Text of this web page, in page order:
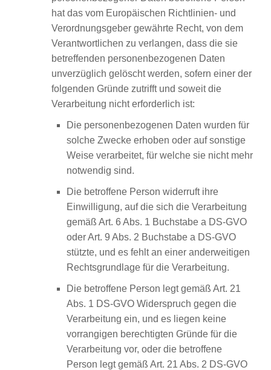
hat das vom Europäischen Richtlinien- und
Verordnungsgeber gewährte Recht, von dem
Verantwortlichen zu verlangen, dass die sie
betreffenden personenbezogenen Daten
unverzüglich gelöscht werden, sofern einer der
folgenden Gründe zutrifft und soweit die
Verarbeitung nicht erforderlich ist:
Die personenbezogenen Daten wurden für
solche Zwecke erhoben oder auf sonstige
Weise verarbeitet, für welche sie nicht mehr
notwendig sind.
Die betroffene Person widerruft ihre
Einwilligung, auf die sich die Verarbeitung
gemäß Art. 6 Abs. 1 Buchstabe a DS-GVO
oder Art. 9 Abs. 2 Buchstabe a DS-GVO
stützte, und es fehlt an einer anderweitigen
Rechtsgrundlage für die Verarbeitung.
Die betroffene Person legt gemäß Art. 21
Abs. 1 DS-GVO Widerspruch gegen die
Verarbeitung ein, und es liegen keine
vorrangigen berechtigten Gründe für die
Verarbeitung vor, oder die betroffene
Person legt gemäß Art. 21 Abs. 2 DS-GVO